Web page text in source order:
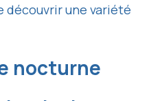
découvrir une variété
nocturne